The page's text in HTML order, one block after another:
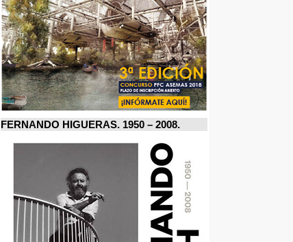
FERNANDO HIGUERAS. 1950 – 2008.